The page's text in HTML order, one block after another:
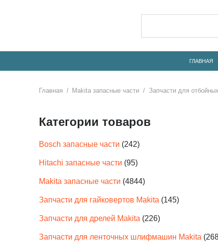
ГЛАВНАЯ
Главная / Makita запасные части / Запчасти для
Категории товаров
Bosch запасные части (242)
Hitachi запасные части (95)
Makita запасные части (4844)
Запчасти для гайковертов Makita (145)
Запчасти для дрелей Makita (226)
Запчасти для ленточных шлифмашин Makita